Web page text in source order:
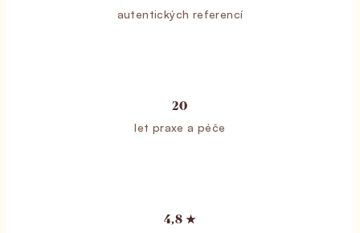
autentických referencí
20
let praxe a péče
4,8 ★